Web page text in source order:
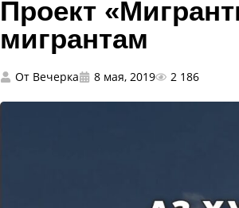
Проект
мигрантам
От Вечерка 8 мая, 2019 2 186